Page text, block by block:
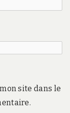
site dans le